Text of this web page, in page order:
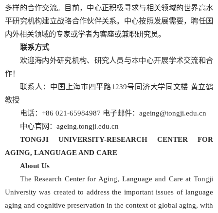
多样的合作交流。目前，中心正积极寻求与相关领域的世界高水
平研究机构建立战略合作伙伴关系。中心按照发展需要，聘任国
内外相关领域的专家或学者为客座或兼职研究员。
联系方式
欢迎海内外研究机构、研究人员与本中心开展学术交流和合
作！
联系人：中国上海市四平路1239号同济大学同文楼 黄立鹤
教授
电话：+86 021-65984987 电子邮件：ageing@tongji.edu.cn
中心官网：ageing.tongji.edu.cn
TONGJI UNIVERSITY-RESEARCH CENTER FOR
AGING, LANGUAGE AND CARE
About Us
The Research Center for Aging, Language and Care at Tongji
University was created to address the important issues of language
aging and cognitive preservation in the context of global aging, with